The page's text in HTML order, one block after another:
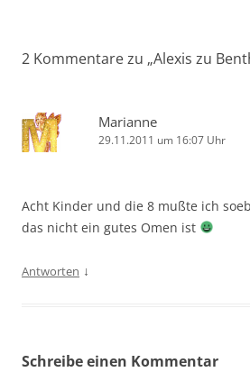
2 Kommentare zu „Alexis zu
Marianne
29.11.2011 um 16:07 Uhr
Acht Kinder und die 8 mußte ich
das nicht ein gutes Omen ist
Antworten ↓
Schreibe einen Kommentar